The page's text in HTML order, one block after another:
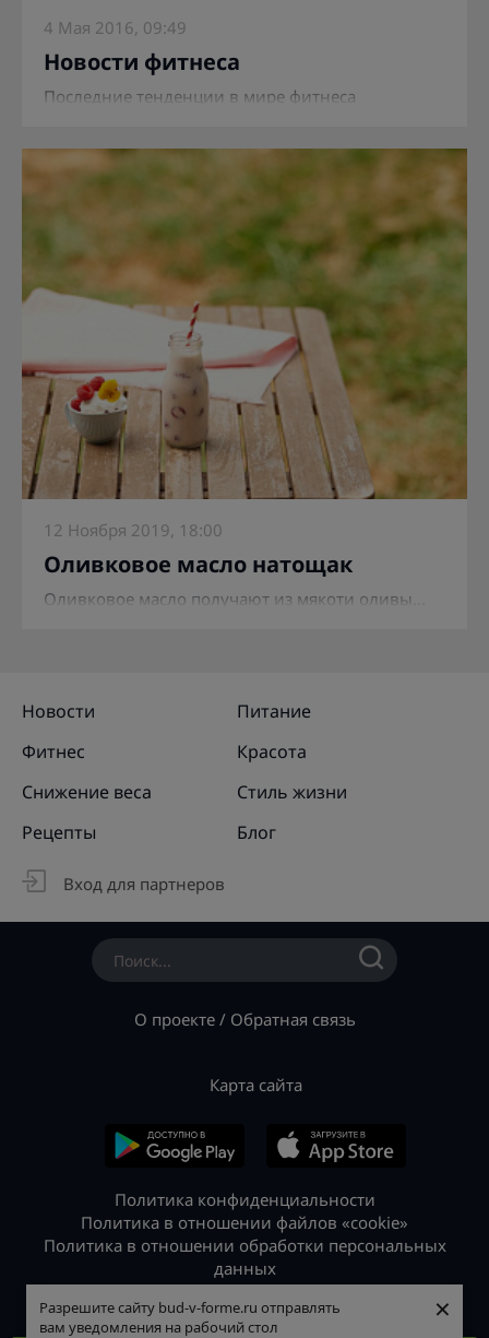
Разрешите сайту bud-v-forme.ru отправлять
вам уведомления на рабочий стол
×
Разрешите сайту bud-v-forme.ru отправлять
вам уведомления на рабочий стол
×
4 Мая 2016, 09:49
Новости фитнеса
Последние тенденции в мире фитнеса
12 Ноября 2019, 18:00
Оливковое масло натощак
Оливковое масло получают из мякоти оливы...
Новости
Питание
Фитнес
Красота
Снижение веса
Стиль жизни
Рецепты
Блог
Вход для партнеров
О проекте/ Обратная связь
Карта сайта
Политика конфиденциальности
Политика в отношении файлов «cookie»
Политика в отношении обработки персональных
данных
© 2026 «Будь в форме»